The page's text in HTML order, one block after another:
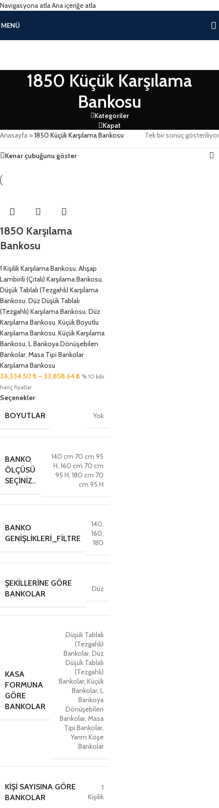
Navigasyona atlaAna içeriğe atla
MENÜ
1850 Küçük Karşılama
Bankosu
Kategoriler
Kapat
Anasayfa »1850 Küçük Karşılama Bankosu Tek bir sonuç gösteriliyor
Kenar çubuğunu göster
1850 Karşılama
Bankosu
1 Kişilik Karşılama Bankosu Ahşap
Lambirili (Çıtalı) Karşılama Bankosu
Düşük Tablalı (Tezgahlı) Karşılama
Bankosu Düz Düşük Tablalı
(Tezgahlı) Karşılama Bankosu Düz
Karşılama Bankosu Küçük Boyutlu
Karşılama Bankosu Küçük Karşılama
Bankosu L Bankoya Dönüşebilen
Bankolar, Masa Tipi Bankolar
Karşılama Bankosu
26,334.50 ₺– 33,858.64 ₺ % 10 kdv
hariç fiyatlar
Seçenekler
BOYUTLAR Yok
BANKO
ÖLÇÜSÜ
SEÇINIZ..
140 cm 70 cm 95
H 160 cm 70 cm
95 H 180 cm 70
cm 95 H
BANKO
GENIŞLIKLERI_FILTRE
140
160
180
ŞEKILLERINE GÖRE
BANKOLAR
Düz
KASA
FORMUNA
GÖRE
BANKOLAR
Düşük Tablalı
(Tezgahlı)
Bankolar, Düz
Düşük Tablalı
(Tezgahlı)
Bankolar, Küçük
Bankolar, L
Bankoya
Dönüşebilen
Bankolar, Masa
Tipi Bankolar,
Yarım Köşe
Bankolar
KIŞI SAYISINA GÖRE
BANKOLAR
1
Kişilik